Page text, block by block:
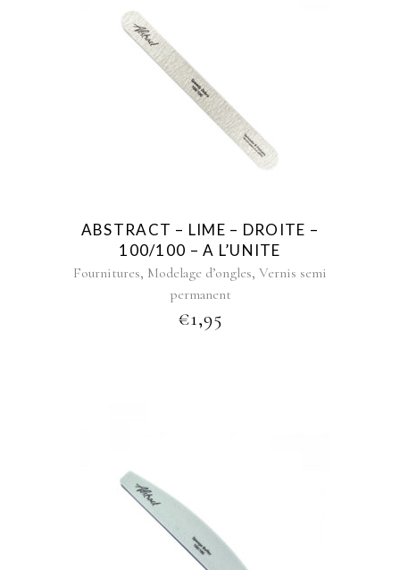
ABSTRACT – LIME – DROITE –
100/100 – A L’UNITE
Fournitures, Modelage d’ongles, Vernis semi
permanent
€1,95